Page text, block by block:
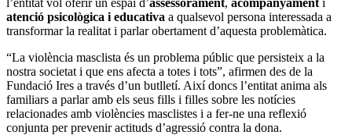
atenció psicològica i educativa a qualsevol persona interessada a
transformar la realitat i parlar obertament d’aquesta problemàtica.
“La violència masclista és un problema públic que persisteix a la
nostra societat i que ens afecta a totes i tots”, afirmen des de la
Fundació Ires a través d’un butlletí. Així doncs l’entitat anima als
familiars a parlar amb els seus fills i filles sobre les notícies
relacionades amb violències masclistes i a fer-ne una reflexió
conjunta per prevenir actituds d’agressió contra la dona.